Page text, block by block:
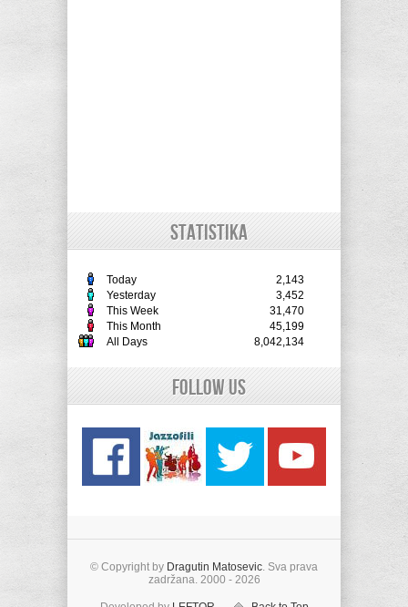
STATISTIKA
Today
2,143
Yesterday
3,452
This Week
31,470
This Month
45,199
All Days
8,042,134
Follow Us
© Copyright by Dragutin Matosevic. Sva prava
zadržana. 2000 - 2026